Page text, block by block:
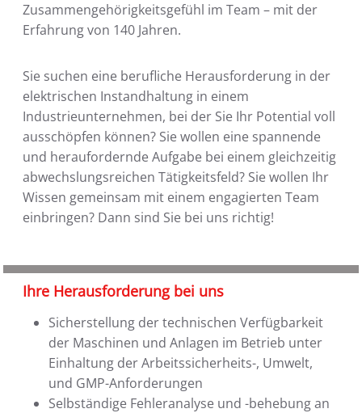
Zusammengehörigkeitsgefühl im Team – mit der
Erfahrung von 140 Jahren.
Sie suchen eine berufliche Herausforderung in der
elektrischen Instandhaltung in einem
Industrieunternehmen, bei der Sie Ihr Potential voll
ausschöpfen können? Sie wollen eine spannende
und heraufordernde Aufgabe bei einem gleichzeitig
abwechslungsreichen Tätigkeitsfeld? Sie wollen Ihr
Wissen gemeinsam mit einem engagierten Team
einbringen? Dann sind Sie bei uns richtig!
Ihre Herausforderung bei uns
Sicherstellung der technischen Verfügbarkeit
der Maschinen und Anlagen im Betrieb unter
Einhaltung der Arbeitssicherheits-, Umwelt,
und GMP-Anforderungen
Selbständige Fehleranalyse und -behebung an